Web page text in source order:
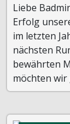
Liebe
Erfolg
im letzten
nächsten
bewährten
möchten wir